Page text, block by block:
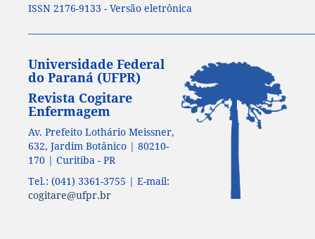
ISSN 2176-9133 - Versão eletrônica
Universidade Federal
do Paraná (UFPR)
Revista Cogitare
Enfermagem
Av. Prefeito Lothário Meissner,
632, Jardim Botânico | 80210-
170 | Curitiba - PR
Tel.: (041) 3361-3755 | E-mail:
cogitare@ufpr.br